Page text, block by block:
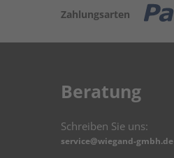
Zahlungsarten
Beratung
Schreiben Sie uns:
service@wiegand-gmbh.de